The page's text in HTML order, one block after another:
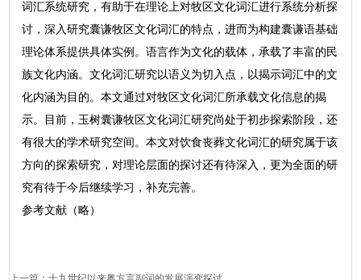
词汇系统研究，有助于在理论上对牧区文化词汇进行系统分析探
讨，深入研究囊谦牧区文化词汇的特点，进而为构建囊谦语基础
理论体系提供具体实例。语言作为文化的载体，承载了丰富的民
族文化内涵。文化词汇研究以语义为切入点，以揭示词汇中的文
化内涵为目的。本文通过对牧区文化词汇所承载文化信息的揭
示。目前，玉树囊谦牧区文化词汇研究尚处于初步探索阶段，还
有很大的学术研究空间。本文对饮食丧葬文化词汇的研究属于该
方向的探索研究，对理论层面的探讨还有待深入，更为全面的研
究有待于今后继续学习，补充完善。
参考文献（略）